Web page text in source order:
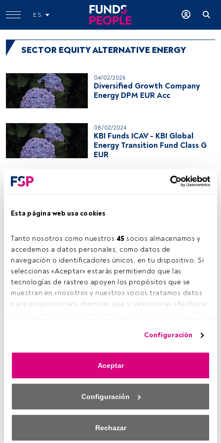
Esta página web usa cookies
Tanto nosotros como nuestros 45 socios almacenamos y
accedemos a datos personales, como datos de
navegación o identificadores únicos, en tu dispositivo. Si
seleccionas «Aceptar» estarás permitiendo que las
tecnologías de rastreo apoyen los propósitos que se
muestran en «nosotros y nuestros socios tratamos datos
para proporcionar», mientras que si seleccionas «Rechazar
anuncios que ves podrían dejar de ser relevantes para ti.
momento haciendo clic en el enlace «Preferencias de
privacidad» que aparece en la parte inferior de la página
la izquierda de la página web). Tus opciones tendrán
saber más, consulta nuestra política de privacidad.
Configuración
Aceptar
Configuración
Rechazar
ES
SECTOR EQUITY ALTERNATIVE ENERGY
04/02/2026
Diversified Growth Company
Energy DPM EUR Acc
08/02/2024
KBI Funds ICAV - KBI Global
Energy Transition Fund Class G
EUR
DNB Fund - Renewable Energy
Guinness Sustainable Energy D
USD Accumulation
05/02/2021
Pictet-Clean Energy Transition
I USD
Robeco Smart Energy F-EUR
Accessible Clean Energy A-USD
04/02/2021
BNP Clean Energy Solutions -